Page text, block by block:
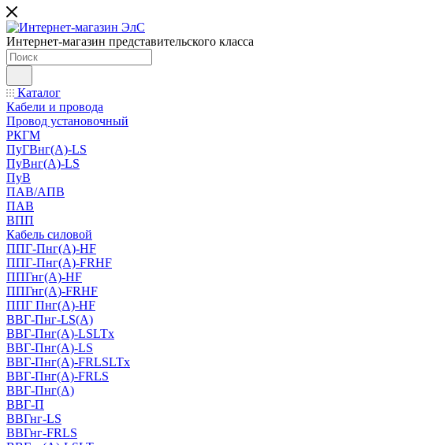
Интернет-магазин представительского класса
Каталог
Кабели и провода
Провод установочный
РКГМ
ПуГВнг(А)-LS
ПуВнг(А)-LS
ПуВ
ПАВ/АПВ
ПАВ
ВПП
Кабель силовой
ППГ-Пнг(А)-HF
ППГ-Пнг(А)-FRHF
ППГнг(А)-HF
ППГнг(А)-FRHF
ППГ Пнг(А)-HF
ВВГ-Пнг-LS(А)
ВВГ-Пнг(А)-LSLTx
ВВГ-Пнг(А)-LS
ВВГ-Пнг(А)-FRLSLTx
ВВГ-Пнг(А)-FRLS
ВВГ-Пнг(А)
ВВГ-П
ВВГнг-LS
ВВГнг-FRLS